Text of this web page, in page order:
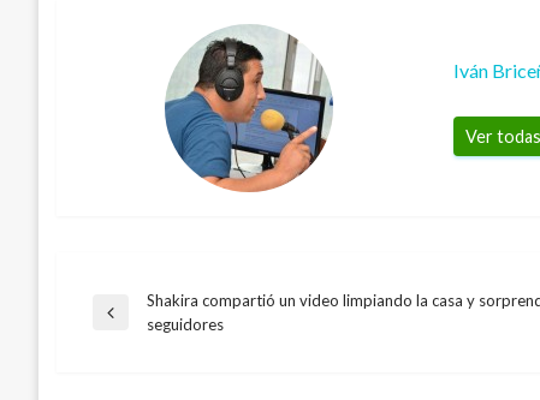
Iván
Ver
Navegación
Entrada
Shakira compartió un video limpiando la casa y
seguidores